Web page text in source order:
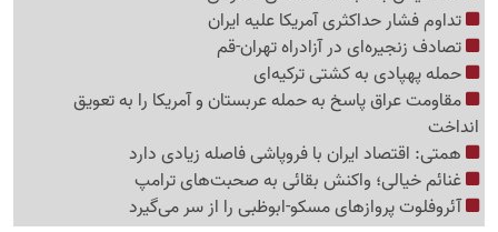
تداوم فشار حداکثری آمریکا علیه ایران
تصادف زنجیره‌ای در آزادراه تهران-قم
حمله پهپادی به کشتی ترکیه‌ای
مقاومت عراق پاسخ به حمله عربستان و آمریکا را به تعویق
انداخت
همتی: اقتصاد ایران با فروپاشی فاصله زیادی دارد
غنائم خیالی؛ واکنش بقائی به صحبت‌های ترامپ
آئروفلوت پروازهای مسکو-ابوظبی را از سر می‌گیرد